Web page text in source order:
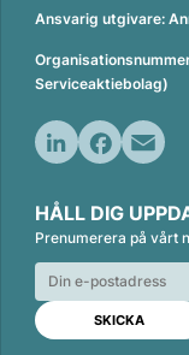
Ansvarig utgivare:
Serviceaktiebolag)
n
k
e
d
n
c
e
b
o
o
k
a
i
l
HÅLL DIG
Prenumerera på vårt